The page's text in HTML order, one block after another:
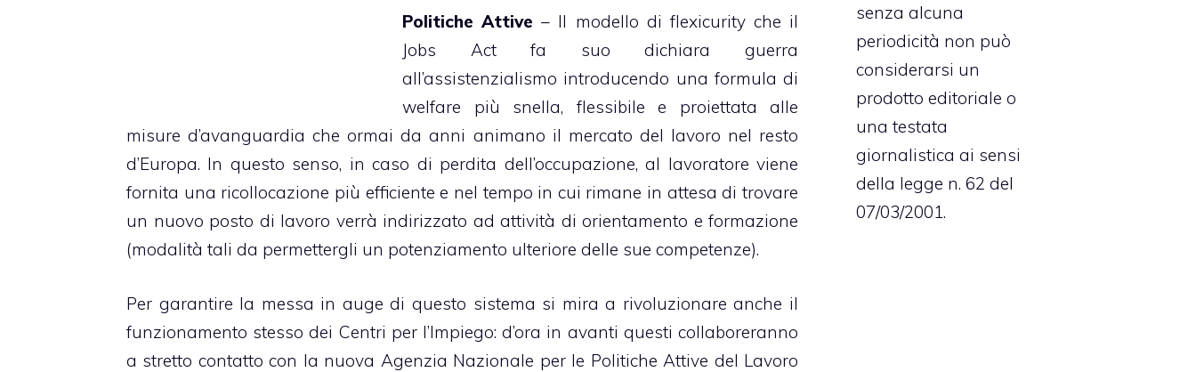
Politiche Attive – Il modello di flexicurity che il
Jobs Act fa suo dichiara guerra
all’assistenzialismo introducendo una formula di
welfare più snella, flessibile e proiettata alle
misure d’avanguardia che ormai da anni animano il mercato del lavoro nel resto
d’Europa. In questo senso, in caso di perdita dell’occupazione, al lavoratore viene
fornita una ricollocazione più efficiente e nel tempo in cui rimane in attesa di trovare
un nuovo posto di lavoro verrà indirizzato ad attività di orientamento e formazione
(modalità tali da permettergli un potenziamento ulteriore delle sue competenze).
Per garantire la messa in auge di questo sistema si mira a rivoluzionare anche il
funzionamento stesso dei Centri per l’Impiego: d’ora in avanti questi collaboreranno
a stretto contatto con la nuova Agenzia Nazionale per le Politiche Attive del Lavoro
senza alcuna
periodicità non può
considerarsi un
prodotto editoriale o
una testata
giornalistica ai sensi
della legge n. 62 del
07/03/2001.